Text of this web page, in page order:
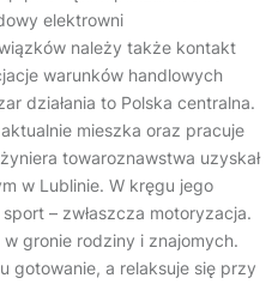
elektrowni
należy także kontakt
warunków handlowych
działania to Polska centralna.
mieszka oraz pracuje
towaroznawstwa uzyskał
w Lublinie. W kręgu jego
– zwłaszcza motoryzacja.
gronie rodziny i znajomych.
gotowanie, a relaksuje się przy